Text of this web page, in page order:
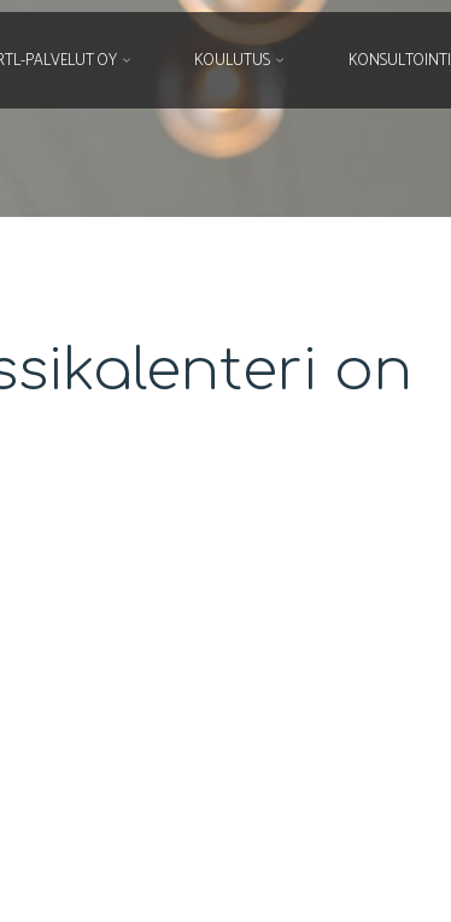
PALVELUT OY KOULUTUS KONSULTOINTI
on